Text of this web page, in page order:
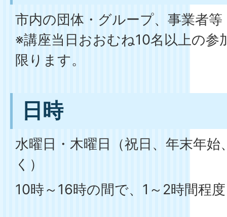
市内の団体・グループ、事業者等
※講座当日おおむね10名以上の参
限ります。
日時
水曜日・木曜日（祝日、年末年
く）
10時～16時の間で、1～2時間程度